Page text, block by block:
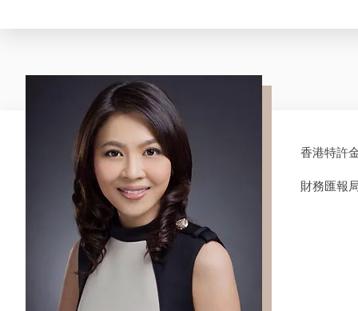
香港特許
財務匯報